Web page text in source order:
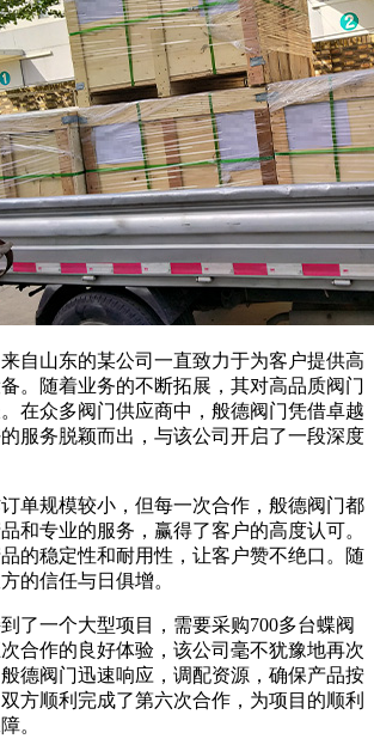
自山东的某公司一直致力于为客户提供高
。随着业务的不断拓展，其对高品质阀门
在众多阀门供应商中，般德阀门凭借卓越
服务脱颖而出，与该公司开启了一段深度
单规模较小，但每一次合作，般德阀门都
和专业的服务，赢得了客户的高度认可。
的稳定性和耐用性，让客户赞不绝口。随
的信任与日俱增。
了一个大型项目，需要采购700多台蝶阀
合作的良好体验，该公司毫不犹豫地再次
德阀门迅速响应，调配资源，确保产品按
方顺利完成了第六次合作，为项目的顺利
。